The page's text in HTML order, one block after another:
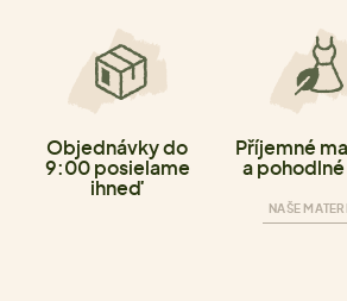
Objednávky do
9:00 posielame
ihneď
Příjemné
a
NAŠE